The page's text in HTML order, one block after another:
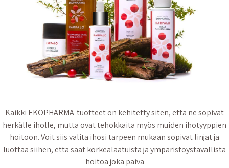
Kaikki EKOPHARMA-tuotteet on kehitetty siten, että ne sopivat
herkälle iholle, mutta ovat tehokkaita myös muiden ihotyyppien
hoitoon. Voit siis valita ihosi tarpeen mukaan sopivat linjat ja
luottaa siihen, että saat korkealaatuista ja ympäristöystävällistä
hoitoa joka päivä